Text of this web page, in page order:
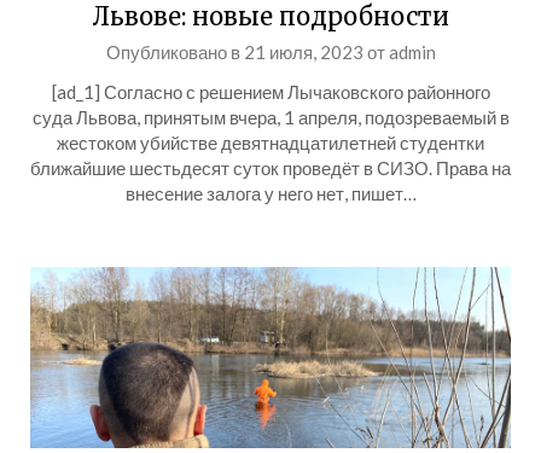
Львове: новые подробности
Опубликовано в 21 июля, 2023 отadmin
[ad_1] Согласно с решением Лычаковского районного
суда Львова, принятым вчера, 1 апреля, подозреваемый в
жестоком убийстве девятнадцатилетней студентки
ближайшие шестьдесят суток проведёт в СИЗО. Права на
внесение залога у него нет, пишет…